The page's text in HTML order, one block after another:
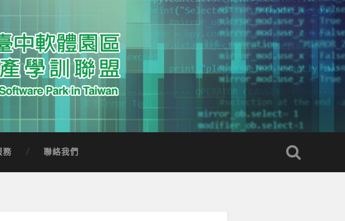
聯盟
務 聯絡我們